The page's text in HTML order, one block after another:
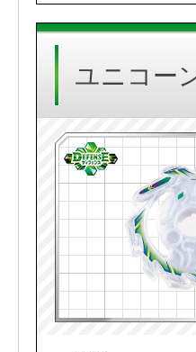
ユニコー